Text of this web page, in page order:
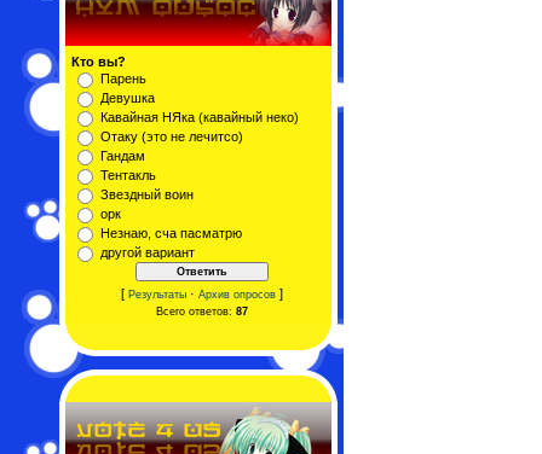
Кто вы?
Парень
Девушка
Кавайная НЯка (кавайный неко)
Отаку (это не лечитсо)
Гандам
Тентакль
Звездный воин
орк
Незнаю, сча пасматрю
другой вариант
[ Результаты· Архив опросов]
Всего ответов: 87